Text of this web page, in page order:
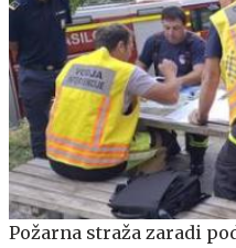
Požarna straža zaradi